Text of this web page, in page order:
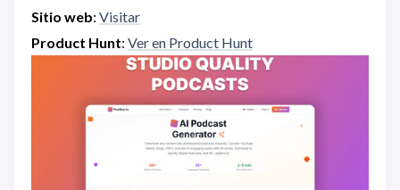
Sitio web: Visitar
Product Hunt: Ver en Product Hunt